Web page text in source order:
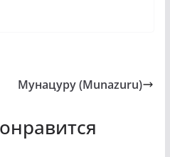
Мунацуру (Munazuru)